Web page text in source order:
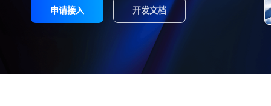
申请接入 开发文档